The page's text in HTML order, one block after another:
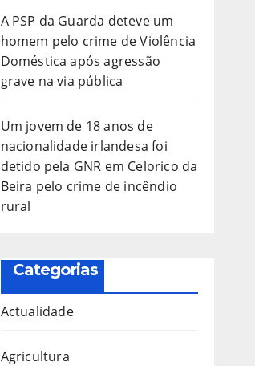
A PSP da Guarda deteve um
homem pelo crime de Violência
Doméstica após agressão
grave na via pública
Um jovem de 18 anos de
nacionalidade irlandesa foi
detido pela GNR em Celorico da
Beira pelo crime de incêndio
rural
Categorias
Actualidade
Agricultura